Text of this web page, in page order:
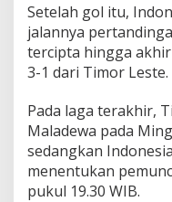
Setelah gol itu,
jalannya
tercipta hingga
3-1 dari Timor Leste.
Pada laga terakhir,
Maladewa pada
sedangkan
menentukan
pukul 19.30 WIB.